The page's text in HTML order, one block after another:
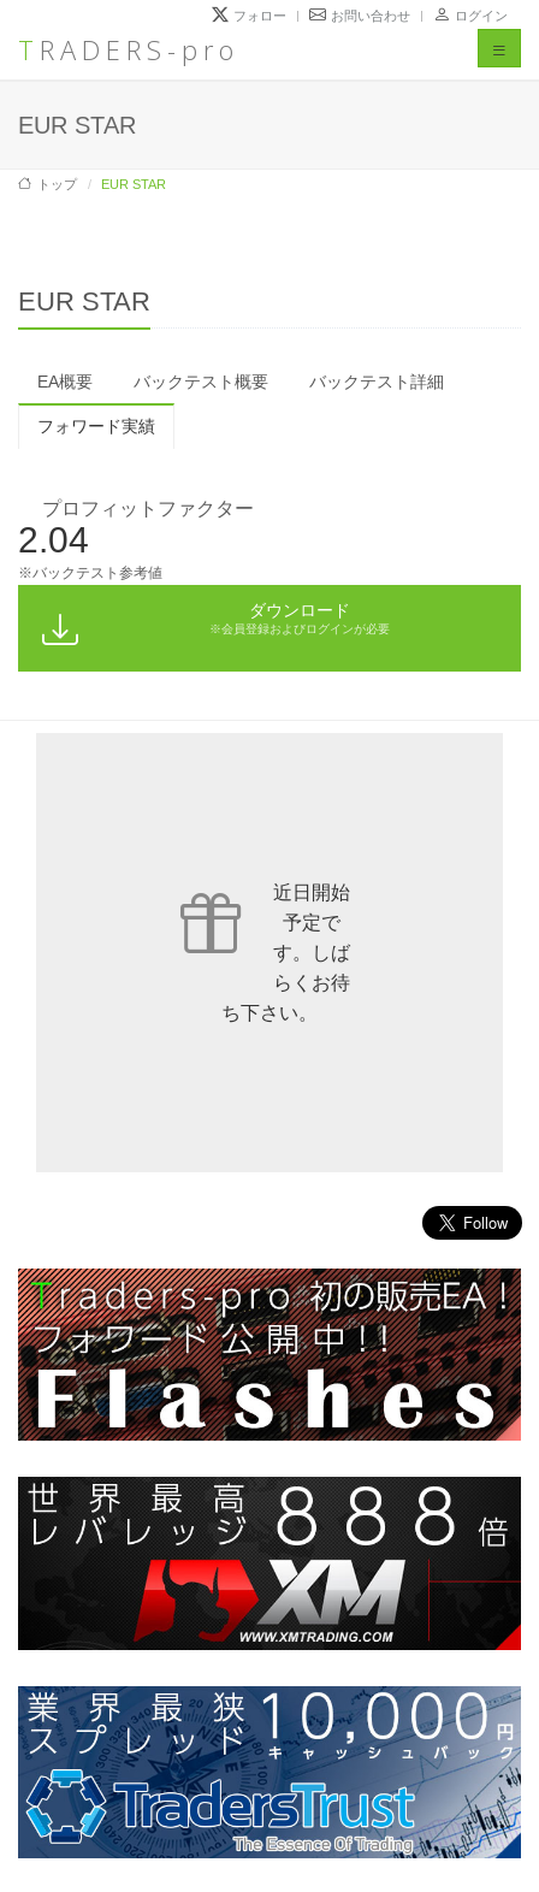
TRADERS-pro
フォロー お問い合わせ ログイン
Toggle
EUR STAR
トップ EUR STAR
EUR STAR
EA概要 バックテスト概要 バックテスト詳細
フォワード実績
プロフィットファクター
2.04
※バックテスト参考値
ダウンロード
※会員登録およびログインが必要
近日開始
予定で
す。しば
らくお待
ち下さい。